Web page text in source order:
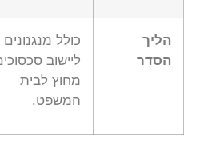
הליך
הסדר
כולל מנגנונים
ליישוב
מחוץ לבית
המשפט.